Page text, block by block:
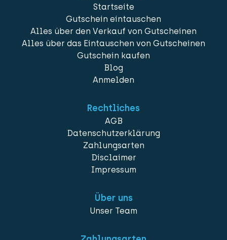
Startseite
Gutschein eintauschen
Alles über den Verkauf von Gutscheinen
Alles über das Eintauschen von Gutscheinen
Gutschein kaufen
Blog
Anmelden
Rechtliches
AGB
Datenschutzerklärung
Zahlungsarten
Disclaimer
Impressum
Über uns
Unser Team